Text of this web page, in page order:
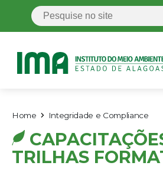
Home Integridade e Compliance
TRILHAS